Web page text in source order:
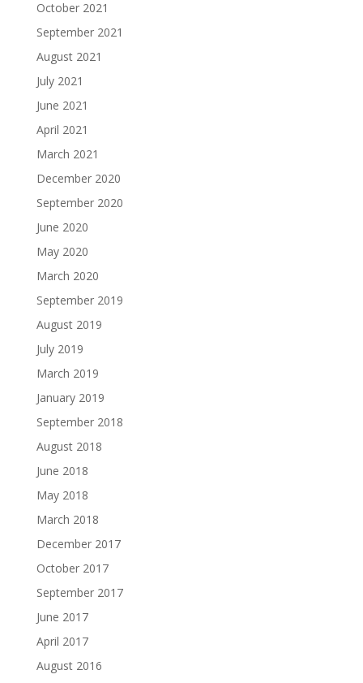
October 2021
September 2021
August 2021
July 2021
June 2021
April 2021
March 2021
December 2020
September 2020
June 2020
May 2020
March 2020
September 2019
August 2019
July 2019
March 2019
January 2019
September 2018
August 2018
June 2018
May 2018
March 2018
December 2017
October 2017
September 2017
June 2017
April 2017
August 2016